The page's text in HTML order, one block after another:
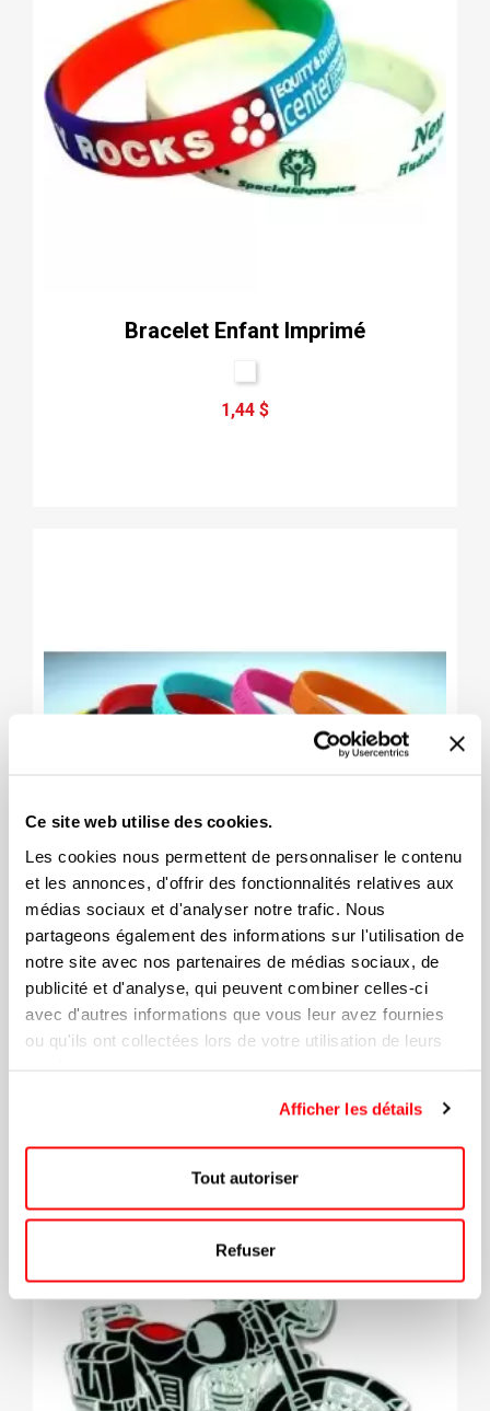
Ce site web utilise des cookies.
Les cookies nous permettent de personnaliser le contenu
et les annonces, d'offrir des fonctionnalités relatives aux
médias sociaux et d'analyser notre trafic. Nous
partageons également des informations sur l'utilisation de
notre site avec nos partenaires de médias sociaux, de
publicité et d'analyse, qui peuvent combiner celles-ci
avec d'autres informations que vous leur avez fournies
ou qu'ils ont collectées lors de votre utilisation de leurs
Afficher les détails
Tout autoriser
Refuser
Bracelet Enfant Imprimé
1,44 $
Bracelet Adulte Avec Gaufrage En
Relief